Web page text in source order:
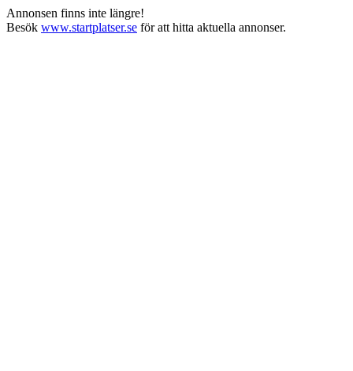
Annonsen finns inte längre!
Besök www.startplatser.se för att hitta aktuella annonser.